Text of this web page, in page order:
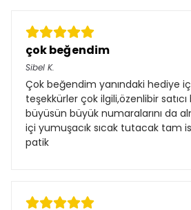
çok beğendim
Sibel K.
Çok beğendim yanındaki hediye
teşekkürler çok ilgili,özenlibir
büyüsün büyük numaralarını da
içi yumuşacık sıcak tutacak tam
patik